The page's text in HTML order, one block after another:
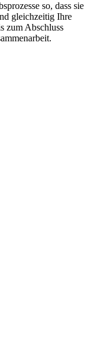
so, dass sie
gleichzeitig Ihre
zum Abschluss